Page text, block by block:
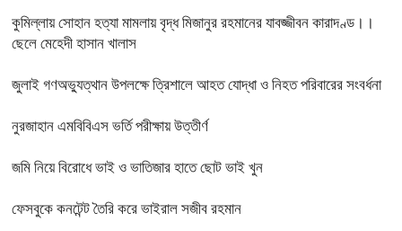
কুমিল্লায় সোহান হত্যা মামলায় বৃদ্ধ মিজানুর রহমানের যাবজ্জীবন কারাদণ্ড।।
ছেলে মেহেদী হাসান খালাস
জুলাই গণঅভ্যুত্থান উপলক্ষে ত্রিশালে আহত যোদ্ধা ও নিহত পরিবারের সংবর্ধনা
নুরজাহান এমবিবিএস ভর্তি পরীক্ষায় উত্তীর্ণ
জমি নিয়ে বিরোধে ভাই ও ভাতিজার হাতে ছোট ভাই খুন
ফেসবুকে কনটেন্ট তৈরি করে ভাইরাল সজীব রহমান